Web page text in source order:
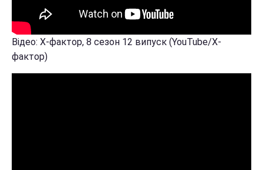
Відео: Х-фактор, 8 сезон 12 випуск (YouTube/Х-
фактор)